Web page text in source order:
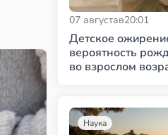
07 августав20:01
Детское
вероятность
во взрослом
Наука